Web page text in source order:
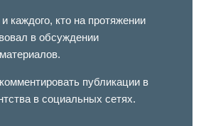
каждого, кто на протяжении
в обсуждении
публикации в
в социальных сетях.